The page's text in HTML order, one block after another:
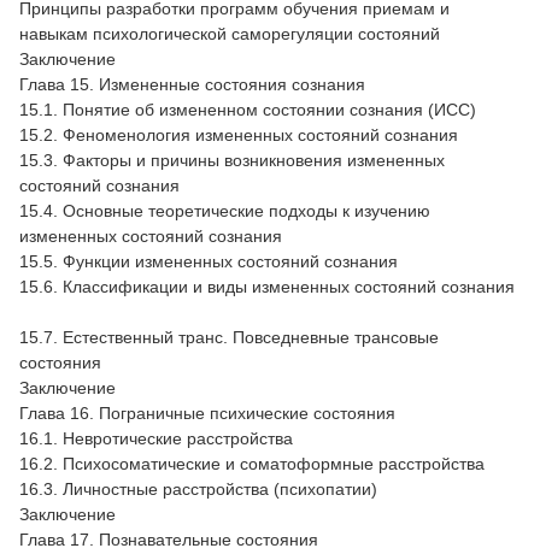
Принципы разработки программ обучения приемам и
навыкам психологической саморегуляции состояний
Заключение
Глава 15. Измененные состояния сознания
15.1. Понятие об измененном состоянии сознания (ИСС)
15.2. Феноменология измененных состояний сознания
15.3. Факторы и причины возникновения измененных
состояний сознания
15.4. Основные теоретические подходы к изучению
измененных состояний сознания
15.5. Функции измененных состояний сознания
15.6. Классификации и виды измененных состояний сознания
15.7. Естественный транс. Повседневные трансовые
состояния
Заключение
Глава 16. Пограничные психические состояния
16.1. Невротические расстройства
16.2. Психосоматические и соматоформные расстройства
16.3. Личностные расстройства (психопатии)
Заключение
Глава 17. Познавательные состояния